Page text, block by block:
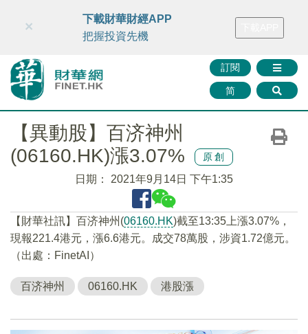
財華智庫網 FINTV FINMETA 財華證券 媒體矩陣
訂閱
简
×
下載財華財經APP
把握投資先機
【異動股】百济神州
(06160.HK)漲3.07%
原創
日期： 2021年9月14日 下午1:35
【財華社訊】百济神州(06160.HK)截至13:35上漲3.07%，
現報221.4港元，漲6.6港元。成交78萬股，涉資1.72億元。
（出處：FinetAI）
百济神州 06160.HK 港股漲